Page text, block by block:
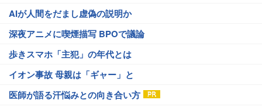
AIが人間をだまし虚偽の説明か
深夜アニメに喫煙描写 BPOで議論
歩きスマホ「主犯」の年代とは
イオン事故 母親は「ギャー」と
医師が語る汗悩みとの向き合い方